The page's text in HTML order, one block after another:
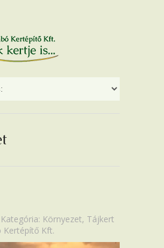
Környezet, Tájkert
Kertépítő Kft.